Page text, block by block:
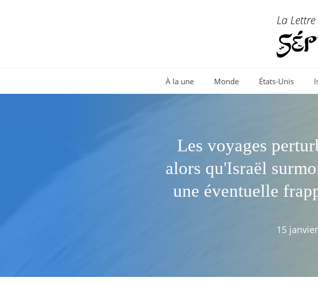
À la une Monde États-Unis
Les voyages
alors qu'Israël
une éventuelle
15